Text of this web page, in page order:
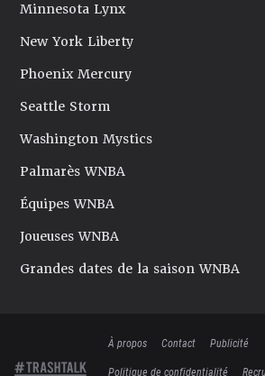
Minnesota Lynx
New York Liberty
Phoenix Mercury
Seattle Storm
Washington Mystics
Palmarès WNBA
Équipes WNBA
Joueuses WNBA
Grandes dates de la saison WNBA
À propos Contact
Publicité
Politique de confidentialité